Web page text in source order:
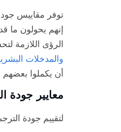
توفر مقاييس
إنهم يحولون ما
الرؤى اللازمة
والمدخلات
أن يكملوا
معايير جودة
لتقييم جودة